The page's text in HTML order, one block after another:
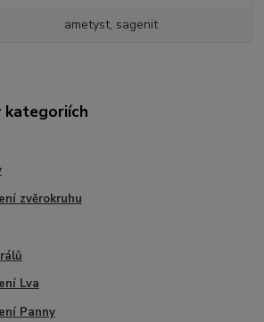
ametyst, sagenit
kategoriích
zvěrokruhu
Lva
Panny